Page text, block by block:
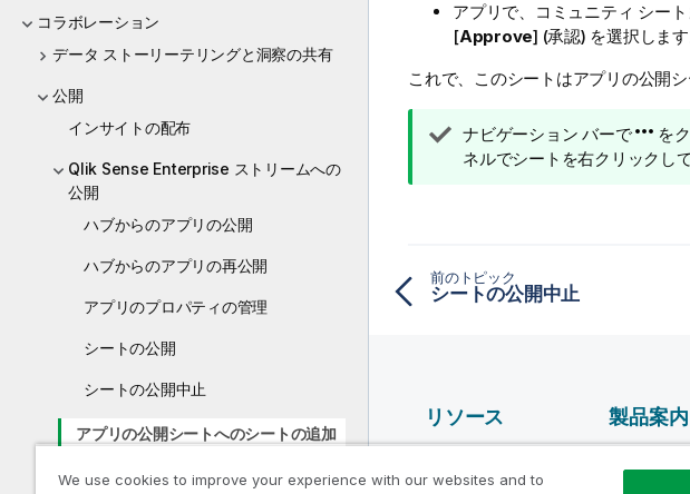
コラボレーション
データ ストーリーテリングと洞察の共有
公開
インサイトの配布
Qlik Sense Enterprise ストリームへの
公開
ハブからのアプリの公開
ハブからのアプリの再公開
アプリのプロパティの管理
シートの公開
シートの公開中止
アプリの公開シートへのシートの追加
アプリの公開シートからのシートの削
アプリで、コミュニティ シー
[Approve] (承認) を選択します
これで、このシートはアプリの公開シ
ヒ
ン
ナビゲーション バーで を
ネルでシートを右クリックし
前のトピック
シートの公開中止
リソース
Qlik Developer
製品案内
品質
We use cookies to improve your experience with our websites and to